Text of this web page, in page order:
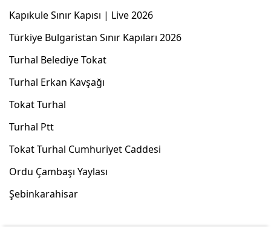
Kapıkule Sınır Kapısı | Live 2026
Türkiye Bulgaristan Sınır Kapıları 2026
Turhal Belediye Tokat
Turhal Erkan Kavşağı
Tokat Turhal
Turhal Ptt
Tokat Turhal Cumhuriyet Caddesi
Ordu Çambaşı Yaylası
Şebinkarahisar